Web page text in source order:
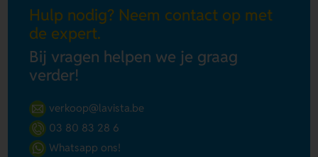
Hulp nodig? Neem contact op met
de expert.
Bij vragen helpen we je graag
verder!
verkoop@lavista.be
03 80 83 28 6
Whatsapp ons!